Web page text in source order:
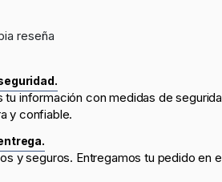
reseña
tu información con medidas de
y confiable.
y seguros. Entregamos tu pedido en